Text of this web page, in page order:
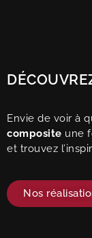
Envie de voir à
composite une
et trouvez
Nos